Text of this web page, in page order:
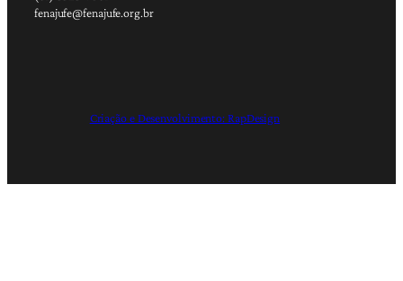
fenajufe@fenajufe.org.br
Criação e Desenvolvimento: RapDesign